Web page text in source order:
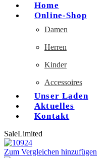
Home
Online-Shop
Damen
Herren
Kinder
Accessoires
Unser Laden
Aktuelles
Kontakt
SaleLimited
Zum Vergleichen hinzufügen